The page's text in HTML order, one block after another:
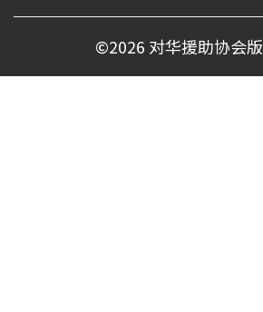
©2026 对华援助协会